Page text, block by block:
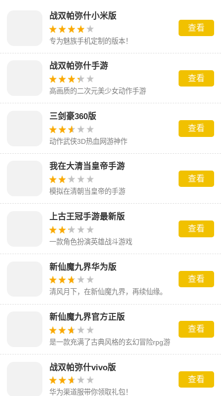
战双帕弥什小米版
专为魅族手机定制的版本！
查看
战双帕弥什手游
高画质的二次元美少女动作手游
查看
三剑豪360版
动作武侠3D热血网游神作
查看
我在大清当皇帝手游
模拟在清朝当皇帝的手游
查看
上古王冠手游最新版
一款角色扮演英雄战斗游戏
查看
新仙魔九界华为版
清风月下，在新仙魔九界，再续仙缘。
查看
新仙魔九界官方正版
是一款充满了古典风格的玄幻冒险rpg游
戏
查看
战双帕弥什vivo版
华为渠道服带你领取礼包！
查看